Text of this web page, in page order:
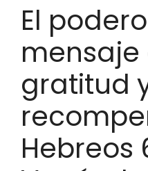
El
mensaje
gratitud
Hebreos